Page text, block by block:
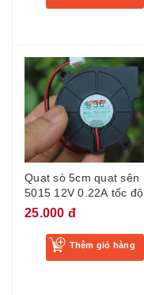
Quạt sò 5cm quạt sên
5015 12V 0.22A tốc độ
cao
25.000 đ
Thêm giỏ hàng